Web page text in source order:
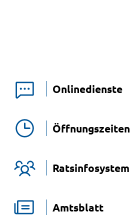
Onlinedienste
Öffnungszeiten
Ratsinfosystem
Amtsblatt